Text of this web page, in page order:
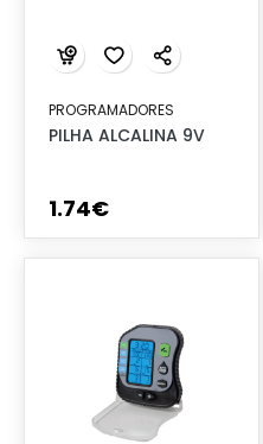
PROGRAMADORES
PILHA ALCALINA 9V
1.74€